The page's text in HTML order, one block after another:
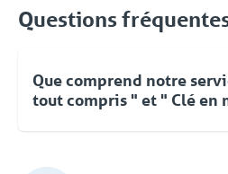
Questions
Que comprend notre
tout compris " et " Clé en
fourniture d'équipements.